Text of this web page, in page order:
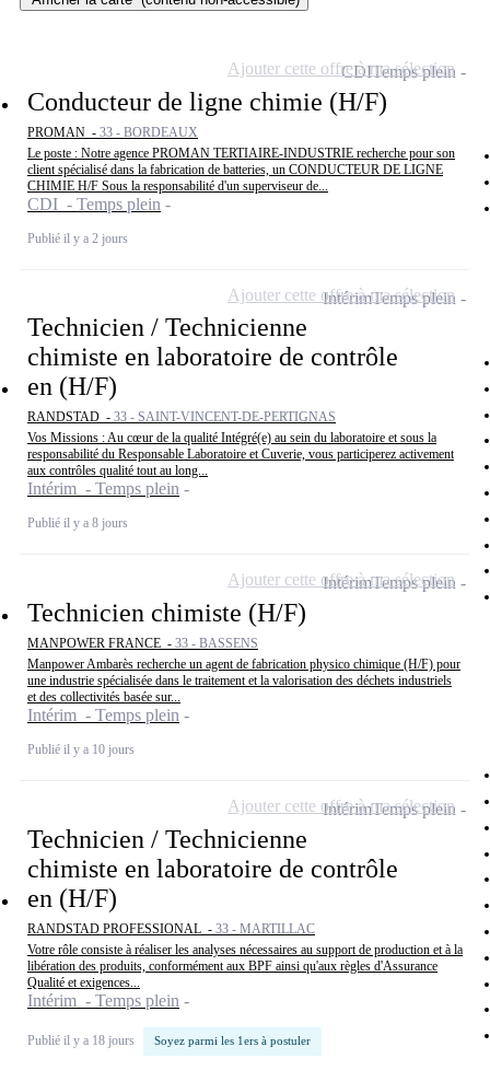
Conducteur de ligne chimie (H/F)
PROMAN - 33 - BORDEAUX
Le poste : Notre agence PROMAN TERTIAIRE-INDUSTRIE recherche pour son
client spécialisé dans la fabrication de batteries, un CONDUCTEUR DE LIGNE
CHIMIE H/F Sous la responsabilité d'un superviseur de...
CDI - Temps plein
Publié il y a 2 jours
CDITemps plein
Ajouter cette offre à ma sélection
Technicien / Technicienne
chimiste en laboratoire de contrôle
en (H/F)
RANDSTAD - 33 - SAINT-VINCENT-DE-PERTIGNAS
Vos Missions : Au cœur de la qualité Intégré(e) au sein du laboratoire et sous la
responsabilité du Responsable Laboratoire et Cuverie, vous participerez activement
aux contrôles qualité tout au long...
Intérim - Temps plein
Publié il y a 8 jours
IntérimTemps plein
Ajouter cette offre à ma sélection
Technicien chimiste (H/F)
MANPOWER FRANCE - 33 - BASSENS
Manpower Ambarès recherche un agent de fabrication physico chimique (H/F) pour
une industrie spécialisée dans le traitement et la valorisation des déchets industriels
et des collectivités basée sur...
Intérim - Temps plein
Publié il y a 10 jours
IntérimTemps plein
Ajouter cette offre à ma sélection
Technicien / Technicienne
chimiste en laboratoire de contrôle
en (H/F)
RANDSTAD PROFESSIONAL - 33 - MARTILLAC
Votre rôle consiste à réaliser les analyses nécessaires au support de production et à la
libération des produits, conformément aux BPF ainsi qu'aux règles d'Assurance
Qualité et exigences...
Intérim - Temps plein
Publié il y a 18 jours Soyez parmi les 1ers à postuler
IntérimTemps plein
Ajouter cette offre à ma sélection